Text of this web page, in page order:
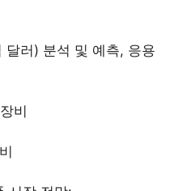
달러) 분석 및 예측, 응용
비